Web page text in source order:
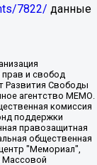
7822/ данные
Пархоменко Сергей Борисович, Сироткин Ярослав Николаевич, Кара-Мурза Владимир Владимирович, Баранова Наталья Владимировна, Гозман Леонид Яковлевич, Кагарлицкий Борис Юльевич, Климарев Михаил Валерьевич, Милов Владимир Станиславович, Автономная некоммерческая организация Краснодарский центр современного искусства "Типография", Моргенштерн Алишер Тагирович, Соболь Любовь Эдуардовна, Общество с ограниченной ответственностью "ЛИЗА НОРМ", Каспаров Гарри Кимович, Ходорковский Михаил Борисович, Общество с ограниченной ответственностью "Апрельские тезисы", Данилович Ирина Брониславовна, Кашин Олег Владимирович, Петров Николай Владимирович, Пивоваров Алексей Владимирович, Соколов Михаил Владимирович, Цветкова Юлия Владимировна, Чичваркин Евгений Александрович, Комитет против пыток/Команда против пыток, Общество с ограниченной ответственностью "Первый научный", Общество с ограниченной ответственностью "Вертолет и ко", Белоцерковская Вероника Борисовна, Кац Максим Евгеньевич, Лазарева Татьяна Юрьевна, Шаведдинов Руслан Табризович, Яшин Илья Валерьевич, Общество с ограниченной ответственностью "Иноагент ААВ", Алешковский Дмитрий Петрович, Альбац Евгения Марковна, Быков Дмитрий Львович, Галямина Юлия Евгеньевна, Лойко Сергей Леонидович, Мартынов Кирилл Константинович, Медведев Сергей Александрович, Крашенинников Федор Геннадиевич, Гордеева Катерина Вл